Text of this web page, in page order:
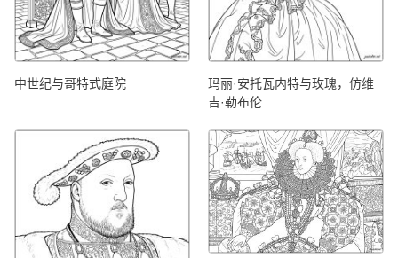
中世纪与哥特式庭院
玛丽·安托瓦内特与玫瑰，仿维
吉·勒布伦